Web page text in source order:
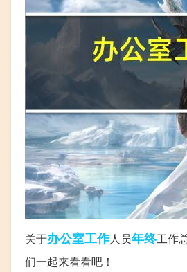
关于办公室工作人员年终工作
们一起来看看吧！